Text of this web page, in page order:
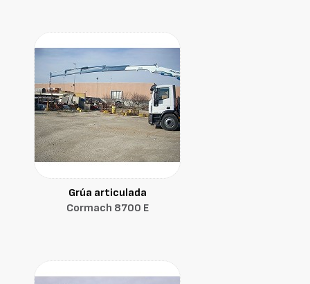
Grúa articulada
Cormach 8700 E